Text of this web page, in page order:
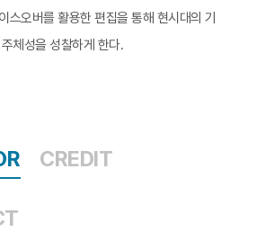
스오버를 활용한 편집을 통해 현시대의 기
체성을 성찰하게 한다.​
CREDIT